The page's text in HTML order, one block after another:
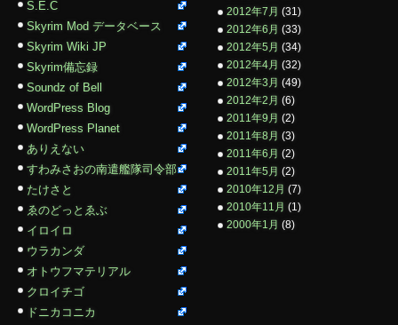
S.E.C
Skyrim Mod データベース
Skyrim Wiki JP
Skyrim備忘録
Soundz of Bell
WordPress Blog
WordPress Planet
ありえない
すわみさおの南遣艦隊司令部
たけさと
ゑのどっとゑぶ
イロイロ
ウラカンダ
オトウフマテリアル
クロイチゴ
ドニカコニカ
2012年7月 (31)
2012年6月 (33)
2012年5月 (34)
2012年4月 (32)
2012年3月 (49)
2012年2月 (6)
2011年9月 (2)
2011年8月 (3)
2011年6月 (2)
2011年5月 (2)
2010年12月 (7)
2010年11月 (1)
2000年1月 (8)